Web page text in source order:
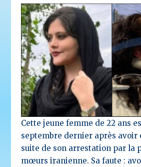
Cette jeune femme de 22 ans
septembre dernier après avoir
suite de son arrestation par la
mœurs iranienne. Sa faute :